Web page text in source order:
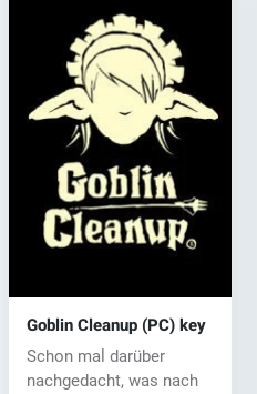
Goblin Cleanup (PC) key
Schon mal darüber
nachgedacht, was nach